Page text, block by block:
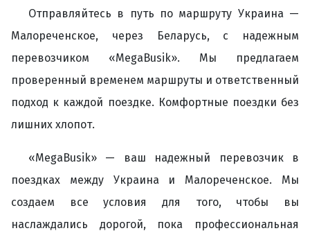
Отправляйтесь в путь по маршруту Украина —
Малореченское, через Беларусь, с надежным
перевозчиком «MegaBusik». Мы предлагаем
проверенный временем маршруты и ответственный
подход к каждой поездке. Комфортные поездки без
лишних хлопот.
«MegaBusik» — ваш надежный перевозчик в
поездках между Украина и Малореченское. Мы
создаем все условия для того, чтобы вы
наслаждались дорогой, пока профессиональная